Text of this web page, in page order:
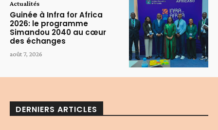
Actualités
Guinée à Infra for Africa
2026: le programme
Simandou 2040 au cœur
des échanges
août 7, 2026
DERNIERS ARTICLES